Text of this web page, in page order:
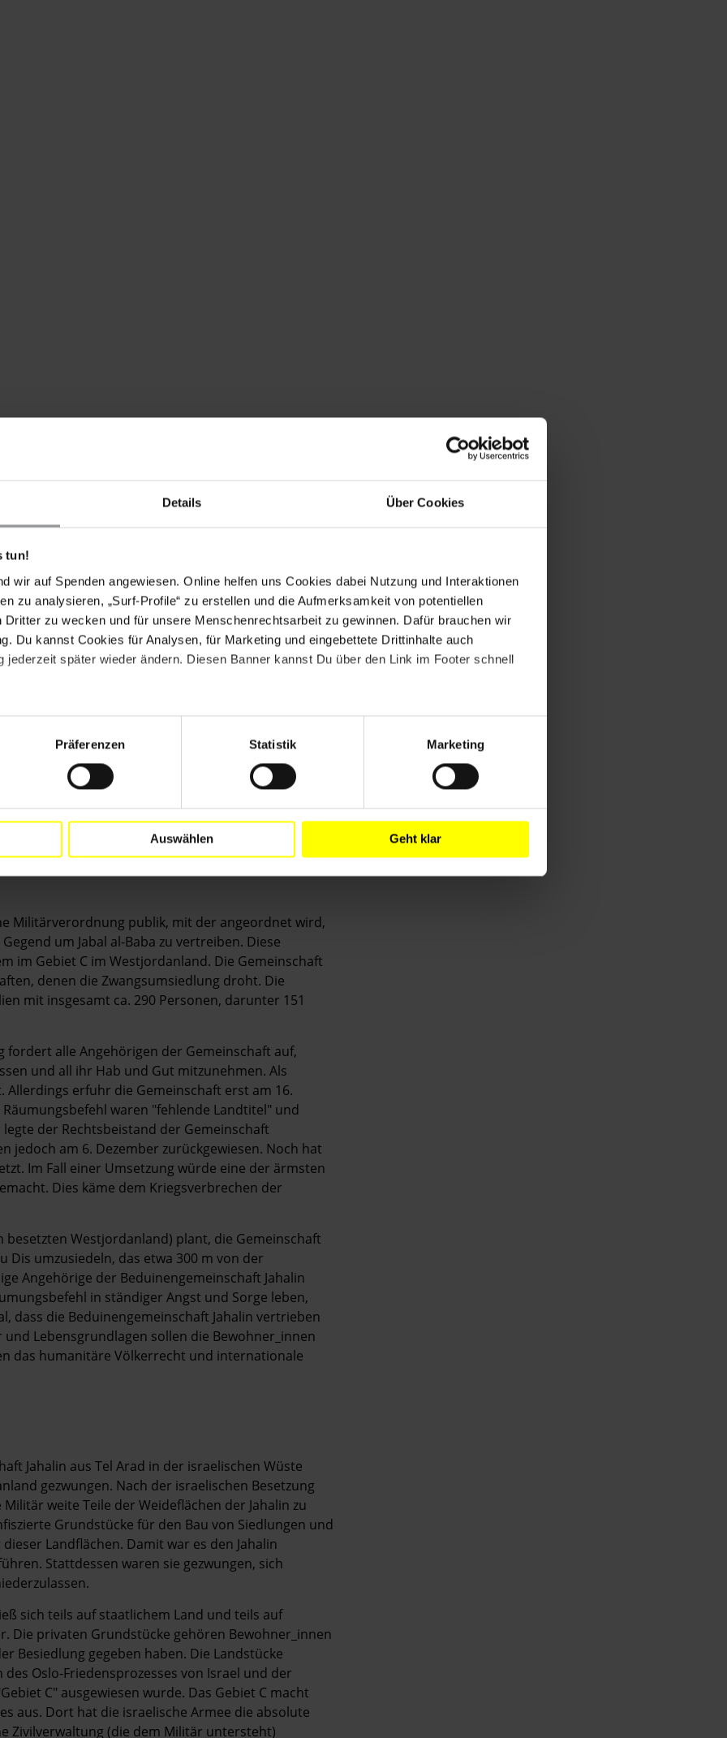
Details Über Cookies
tun!
wir auf Spenden angewiesen. Online helfen uns Cookies dabei Nutzung und Interaktionen
zu analysieren, „Surf-Profile“ zu erstellen und die Aufmerksamkeit von potentiellen
Dritter zu wecken und für unsere Menschenrechtsarbeit zu gewinnen. Dafür brauchen wir
Du kannst Cookies für Analysen, für Marketing und eingebettete Drittinhalte auch
jederzeit später wieder ändern. Diesen Banner kannst Du über den Link im Footer schnell
Präferenzen Statistik Marketing
Auswählen Geht klar
der Beduinengemeinschaft Jahalin in
der Beduinengemeinschaft in Jabal al-Baba.
in den besetzten palästinensischen
Übergeben Sie die Verantwortung für Planungs-
in den besetzten palästinensischen
Siedlungen und zugehöriger Infrastruktur
dem Ziel, israelische Zivilpersonen letztlich ganz
Militärverordnung publik, mit der angeordnet wird,
um Jabal al-Baba zu vertreiben. Diese
im Gebiet C im Westjordanland. Die Gemeinschaft
denen die Zwangsumsiedlung droht. Die
mit insgesamt ca. 290 Personen, darunter 151
alle Angehörigen der Gemeinschaft auf,
und all ihr Hab und Gut mitzunehmen. Als
erfuhr die Gemeinschaft erst am 16.
waren "fehlende Landtitel" und
der Rechtsbeistand der Gemeinschaft
jedoch am 6. Dezember zurückgewiesen. Noch hat
Im Fall einer Umsetzung würde eine der ärmsten
Dies käme dem Kriegsverbrechen der
Westjordanland) plant, die Gemeinschaft
Dis umzusiedeln, das etwa 300 m von der
Angehörige der Beduinengemeinschaft Jahalin
in ständiger Angst und Sorge leben,
dass die Beduinengemeinschaft Jahalin vertrieben
Lebensgrundlagen sollen die Bewohner_innen
das humanitäre Völkerrecht und internationale
Jahalin aus Tel Arad in der israelischen Wüste
gezwungen. Nach der israelischen Besetzung
weite Teile der Weideflächen der Jahalin zu
Grundstücke für den Bau von Siedlungen und
Landflächen. Damit war es den Jahalin
Stattdessen waren sie gezwungen, sich
sich teils auf staatlichem Land und teils auf
Die privaten Grundstücke gehören Bewohner_innen
Besiedlung gegeben haben. Die Landstücke
Oslo-Friedensprozesses von Israel und der
C" ausgewiesen wurde. Das Gebiet C macht
aus. Dort hat die israelische Armee die absolute
Zivilverwaltung (die dem Militär untersteht)